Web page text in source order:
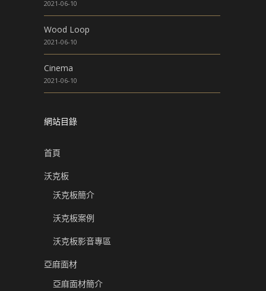
2021-06-10
Wood Loop
2021-06-10
Cinema
2021-06-10
網站目錄
首頁
沃克板
沃克板簡介
沃克板案例
沃克板影音專區
亞麻面材
亞麻面材簡介